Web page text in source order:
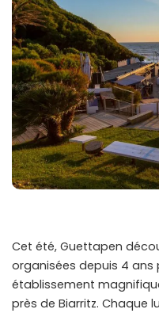
Cet été, Guettapen
organisées depuis 4 ans
établissement
près de Biarritz. Chaque